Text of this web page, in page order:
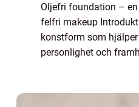
Oljefri foundation –
felfri makeup
konstform som
personlighet och